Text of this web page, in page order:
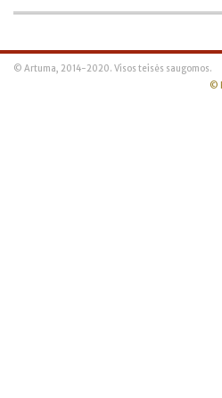
© Artuma, 2014-2020. Visos teisės saugomos.
©